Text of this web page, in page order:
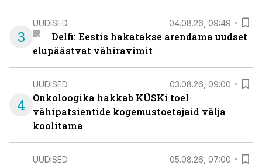
3
UUDISED 04.08.26, 09:49
Delfi: Eestis hakatakse arendama uudset
elupäästvat vähiravimit
4
UUDISED 03.08.26, 09:00
Onkoloogika hakkab KÜSKi toel
vähipatsientide kogemustoetajaid välja
koolitama
UUDISED 05.08.26, 07:00